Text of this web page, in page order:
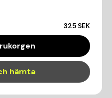
325 SEK
hämta